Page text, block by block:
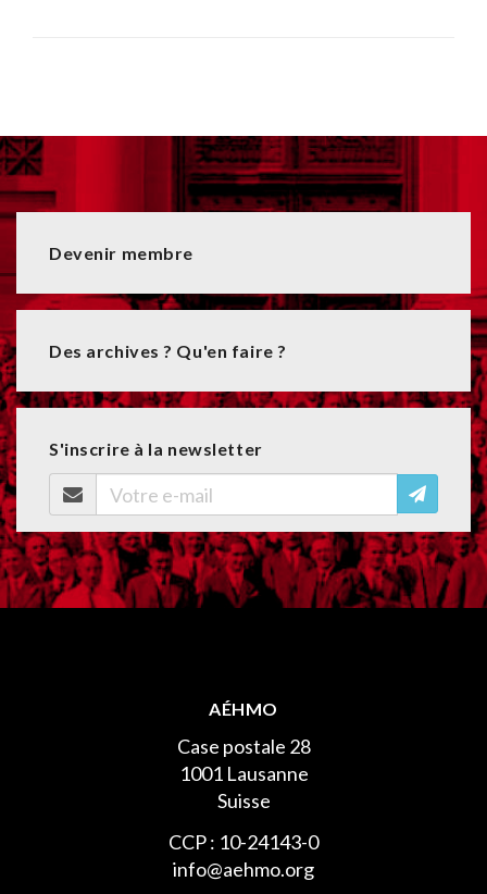
Devenir membre
Des archives ? Qu'en faire ?
S'inscrire à la newsletter
AÉHMO
Case postale 28
1001 Lausanne
Suisse
CCP : 10-24143-0
info@aehmo.org